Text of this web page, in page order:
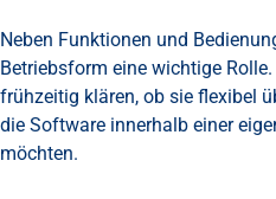
Neben Funktionen und
Betriebsform eine wichtige
frühzeitig klären, ob sie flexibel
die Software innerhalb einer
möchten.